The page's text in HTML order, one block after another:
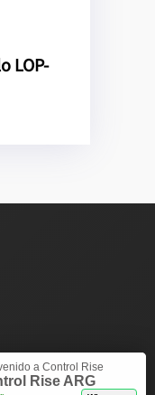
LOP-
a Control Rise
Rise ARG